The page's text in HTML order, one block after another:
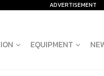
ADVERTISEMENT
EQUIPMENT